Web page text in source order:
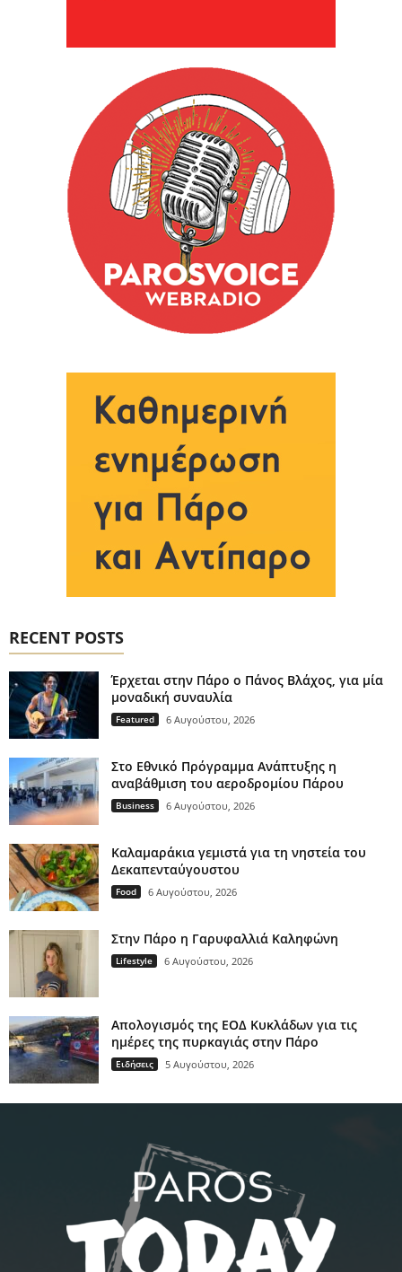
RECENT POSTS
Έρχεται στην Πάρο ο Πάνος Βλάχος, για μία
μοναδική συναυλία
Featured 6 Αυγούστου, 2026
Στο Εθνικό Πρόγραμμα Ανάπτυξης η
αναβάθμιση του αεροδρομίου Πάρου
Business 6 Αυγούστου, 2026
Καλαμαράκια γεμιστά για τη νηστεία του
Δεκαπενταύγουστου
Food 6 Αυγούστου, 2026
Στην Πάρο η Γαρυφαλλιά Καληφώνη
Lifestyle 6 Αυγούστου, 2026
Απολογισμός της ΕΟΔ Κυκλάδων για τις
ημέρες της πυρκαγιάς στην Πάρο
Ειδήσεις 5 Αυγούστου, 2026